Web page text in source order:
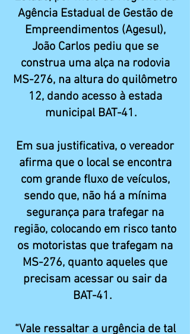
Agência Estadual de Gestão de
Empreendimentos (Agesul),
João Carlos pediu que se
construa uma alça na rodovia
MS-276, na altura do quilômetro
12, dando acesso à estada
municipal BAT-41.
Em sua justificativa, o vereador
afirma que o local se encontra
com grande fluxo de veículos,
sendo que, não há a mínima
segurança para trafegar na
região, colocando em risco tanto
os motoristas que trafegam na
MS-276, quanto aqueles que
precisam acessar ou sair da
BAT-41.
“Vale ressaltar a urgência de tal